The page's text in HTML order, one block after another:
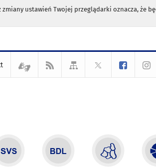
ustawień Twojej przeglądarki oznacza, że